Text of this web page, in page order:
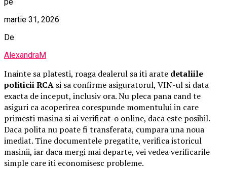
martie 31, 2026
De
AlexandraM
Inainte sa platesti, roaga dealerul sa iti arate detaliile
politicii RCA si sa confirme asiguratorul, VIN-ul si data
exacta de inceput, inclusiv ora. Nu pleca pana cand te
asiguri ca acoperirea corespunde momentului in care
primesti masina si ai verificat-o online, daca este posibil.
Daca polita nu poate fi transferata, cumpara una noua
imediat. Tine documentele pregatite, verifica istoricul
masinii, iar daca mergi mai departe, vei vedea verificarile
simple care iti economisesc probleme.